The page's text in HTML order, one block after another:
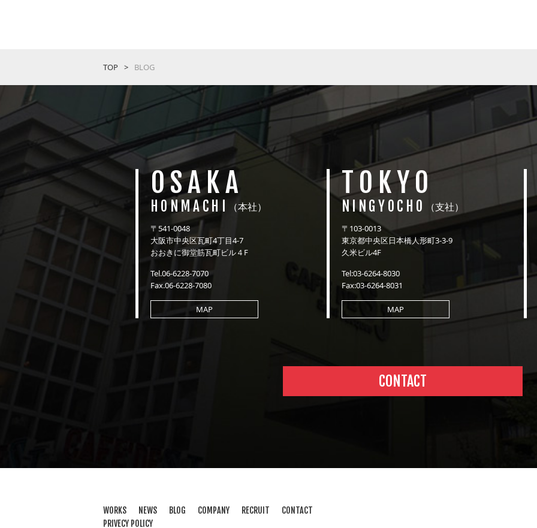
TOP BLOG
OSAKA
HONMACHI （本社）
〒541-0048
大阪市中央区瓦町4丁目4-7
おおきに御堂筋瓦町ビル４F
Tel.06-6228-7070
Fax.06-6228-7080
MAP
TOKYO
NINGYOCHO （支社）
〒103-0013
東京都中央区日本橋人形町3-3-9
久米ビル4F
Tel:03-6264-8030
Fax:03-6264-8031
MAP
CONTACT
WORKS NEWS BLOG COMPANY RECRUIT
CONTACT
PRIVECY POLICY